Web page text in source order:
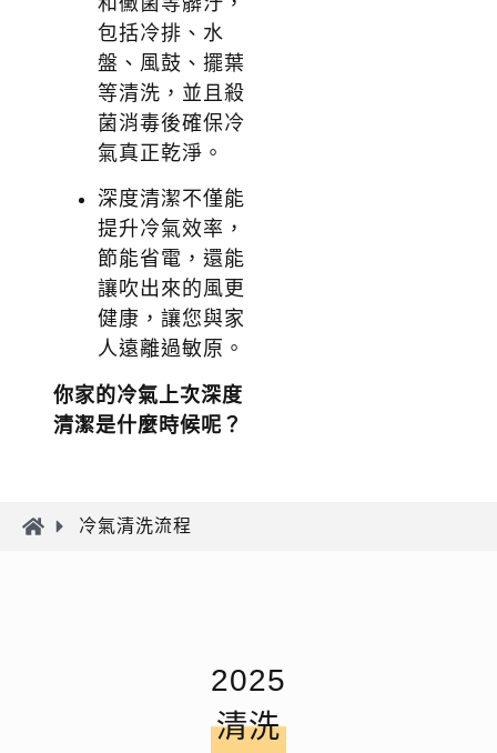
包括冷排、水
盤、風鼓、擺葉
等清洗，並且殺
菌消毒後確保冷
氣真正乾淨。
深度清潔不僅能
提升冷氣效率，
節能省電，還能
讓吹出來的風更
健康，讓您與家
人遠離過敏原。
你家的冷氣上次深度
清潔是什麼時候呢？
冷氣清洗流程
2025
清洗